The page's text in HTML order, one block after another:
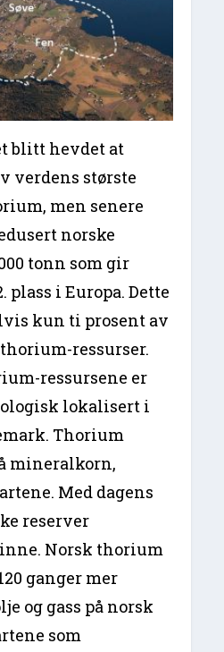
blitt hevdet at
verdens største
men senere
norske
tonn som gir
plass i Europa. Dette
kun ti prosent av
ressurser.
ressursene er
lokalisert i
Thorium
mineralkorn,
Med dagens
reserver
Norsk thorium
ganger mer
og gass på norsk
som